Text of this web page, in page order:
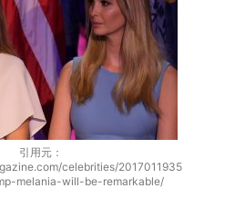
引用元：
celebrities/2017011935
melania-will-be-remarkable/